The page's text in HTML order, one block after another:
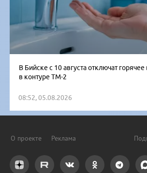
В Бийске с 10 августа отключат
в контуре ТМ-2
08:52, 05.08.2026
О проекте Реклама